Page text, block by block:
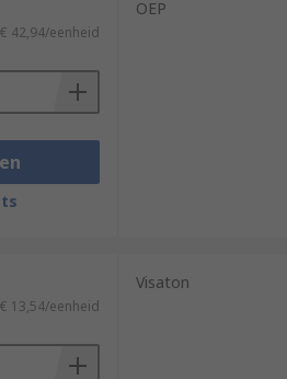
they have different
doesn't change the signal
€ 42,94/eenheid
OEP
€ 13,54/eenheid
Visaton